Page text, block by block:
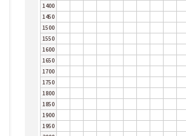
1400
1450
1500
1550
1600
1650
1700
1750
1800
1850
1900
1950